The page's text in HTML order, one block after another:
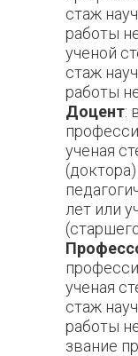
стаж
работы
ученой
стаж
работы
Доцент:
ученая
лет или
ученая
стаж
работы
звание